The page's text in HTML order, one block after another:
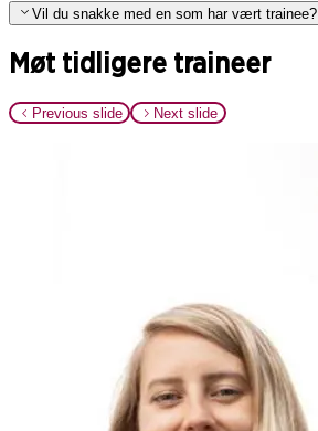
Vil du snakke med en som har vært trainee?
Møt tidligere traineer
Previous slide Next slide